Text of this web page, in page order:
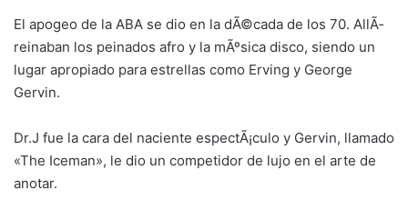
El apogeo de la ABA se dio en la dÃ©cada de los 70. AllÃ­
reinaban los peinados afro y la mÃºsica disco, siendo un
lugar apropiado para estrellas como Erving y George
Gervin.
Dr.J fue la cara del naciente espectÃ¡culo y Gervin, llamado
«The Iceman», le dio un competidor de lujo en el arte de
anotar.